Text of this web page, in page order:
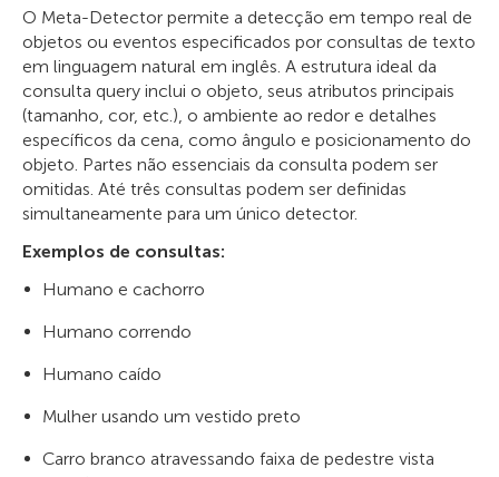
O Meta-Detector permite a detecção em tempo real de
objetos ou eventos especificados por consultas de texto
em linguagem natural em inglês. A estrutura ideal da
consulta query inclui o objeto, seus atributos principais
(tamanho, cor, etc.), o ambiente ao redor e detalhes
específicos da cena, como ângulo e posicionamento do
objeto. Partes não essenciais da consulta podem ser
omitidas. Até três consultas podem ser definidas
simultaneamente para um único detector.
Exemplos de consultas:
Humano e cachorro
Humano correndo
Humano caído
Mulher usando um vestido preto
Carro branco atravessando faixa de pedestre vista